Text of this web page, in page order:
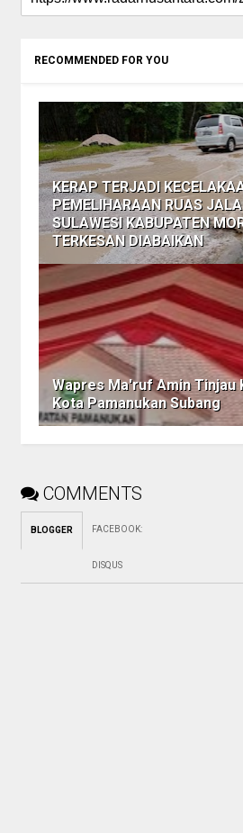
RECOMMENDED FOR YOU
KERAP TERJADI
PEMELIHARAAN RUAS
SULAWESI KABUPATEN
TERKESAN DIABAIKAN
Wapres Ma'ruf Amin Tinjau
Kota Pamanukan Subang
COMMENTS
BLOGGER FACEBOOK:
DISQUS